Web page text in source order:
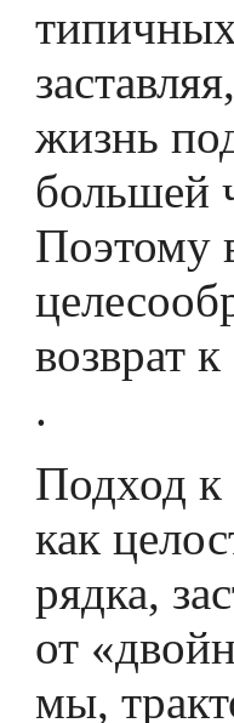
жизнь
большей
Поэтому
возврат
.
Подход к
как
рядка,
от
мы,